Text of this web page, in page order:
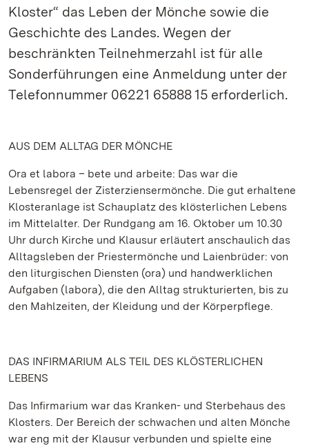
Kloster“ das Leben der Mönche sowie die
Geschichte des Landes. Wegen der
beschränkten Teilnehmerzahl ist für alle
Sonderführungen eine Anmeldung unter der
Telefonnummer 06221 65888 15 erforderlich.
AUS DEM ALLTAG DER MÖNCHE
Ora et labora – bete und arbeite: Das war die
Lebensregel der Zisterziensermönche. Die gut erhaltene
Klosteranlage ist Schauplatz des klösterlichen Lebens
im Mittelalter. Der Rundgang am 16. Oktober um 10.30
Uhr durch Kirche und Klausur erläutert anschaulich das
Alltagsleben der Priestermönche und Laienbrüder: von
den liturgischen Diensten (ora) und handwerklichen
Aufgaben (labora), die den Alltag strukturierten, bis zu
den Mahlzeiten, der Kleidung und der Körperpflege.
DAS INFIRMARIUM ALS TEIL DES KLÖSTERLICHEN
LEBENS
Das Infirmarium war das Kranken- und Sterbehaus des
Klosters. Der Bereich der schwachen und alten Mönche
war eng mit der Klausur verbunden und spielte eine